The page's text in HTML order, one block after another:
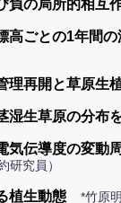
負の局所的相互
高ごとの1年間
理再開と草原生
湿生草原の分布
気伝導度の変動
研究員）
植生動態 *竹原